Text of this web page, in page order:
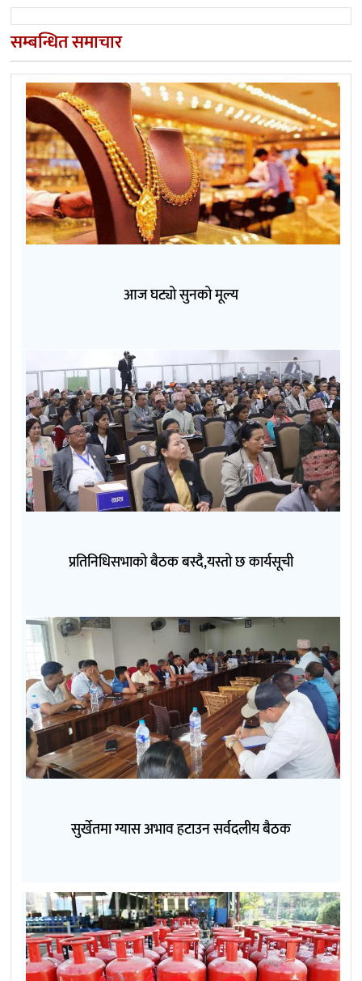
सम्बन्धित समाचार
आज घट्यो सुनको मूल्य
प्रतिनिधिसभाको बैठक बस्दै,यस्तो छ कार्यसूची
सुर्खेतमा ग्यास अभाव हटाउन सर्वदलीय बैठक